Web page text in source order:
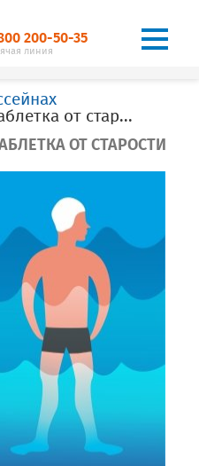
200-50-35
линия
Мой бассейн - моя таблетка от старости
ОТ СТАРОСТИ